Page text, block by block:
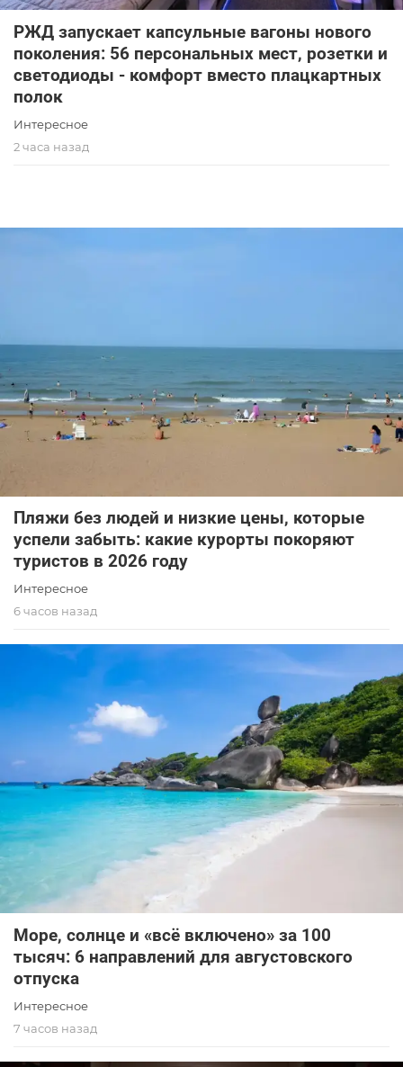
РЖД запускает капсульные вагоны нового
поколения: 56 персональных мест, розетки и
светодиоды - комфорт вместо плацкартных
полок
Интересное
2 часа назад
Пляжи без людей и низкие цены, которые
успели забыть: какие курорты покоряют
туристов в 2026 году
Интересное
6 часов назад
Море, солнце и «всё включено» за 100
тысяч: 6 направлений для августовского
отпуска
Интересное
7 часов назад